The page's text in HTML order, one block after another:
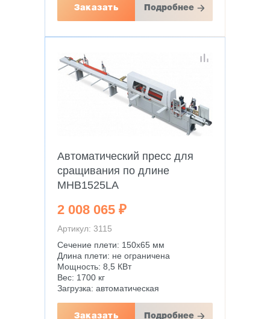
Заказать Подробнее
Автоматический пресс для
сращивания по длине
MHB1525LA
2 008 065 ₽
Артикул: 3115
Сечение плети: 150х65 мм
Длина плети: не ограничена
Мощность: 8,5 КВт
Вес: 1700 кг
Загрузка: автоматическая
Заказать Подробнее